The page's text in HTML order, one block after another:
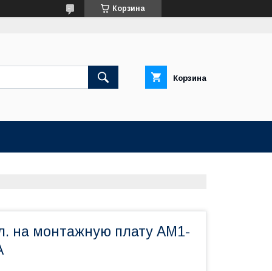
Корзина
Корзина
на монтажную плату АМ1-